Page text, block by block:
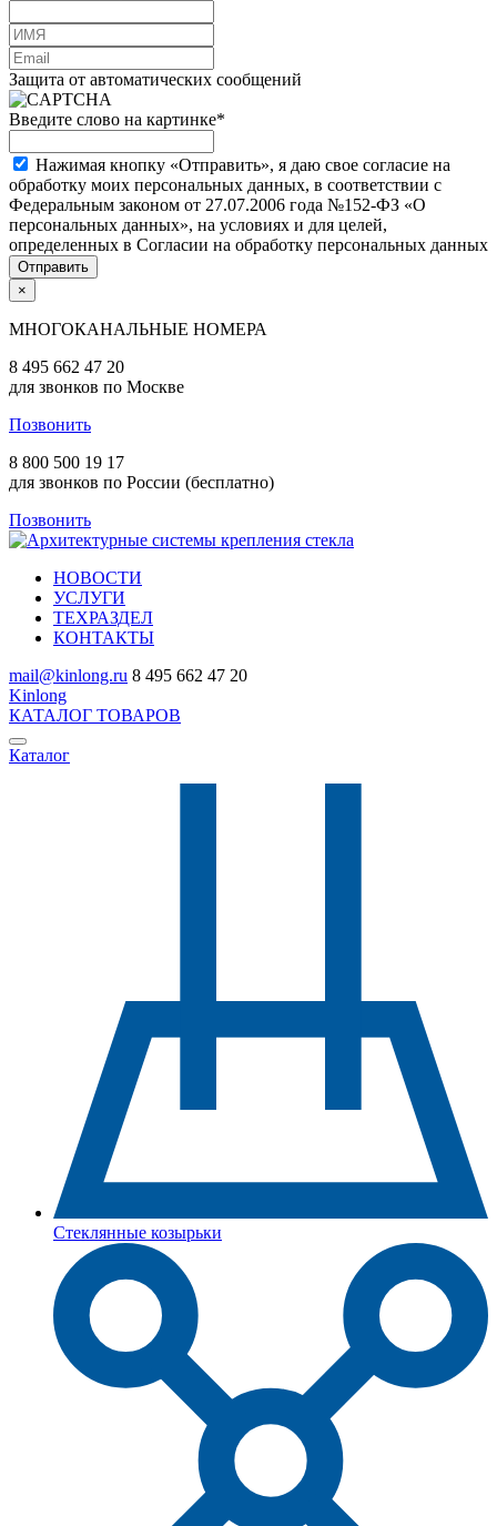
Защита от автоматических сообщений
Введите слово на картинке*
Нажимая кнопку «Отправить», я даю свое согласие на
обработку моих персональных данных, в соответствии с
Федеральным законом от 27.07.2006 года №152-ФЗ «О
персональных данных», на условиях и для целей,
определенных в Согласии на обработку персональных данных
×
МНОГОКАНАЛЬНЫЕ НОМЕРА
8 495 662 47 20
для звонков по Москве
Позвонить
8 800 500 19 17
для звонков по России (бесплатно)
Позвонить
НОВОСТИ
УСЛУГИ
ТЕХРАЗДЕЛ
КОНТАКТЫ
mail@kinlong.ru 8 495 662 47 20
Kinlong
КАТАЛОГ ТОВАРОВ
Каталог
Стеклянные козырьки